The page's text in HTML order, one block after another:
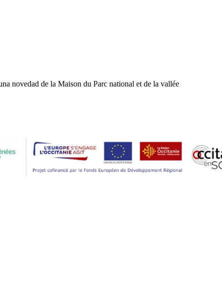
novedad de la Maison du Parc national et de la vallée